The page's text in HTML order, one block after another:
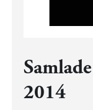
2014